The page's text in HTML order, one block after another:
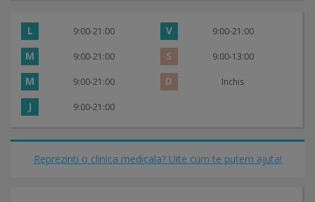
L 9:00-21:00 V 9:00-21:00
M 9:00-21:00 S 9:00-13:00
M 9:00-21:00 D Inchis
J 9:00-21:00
Reprezinti o clinica medicala? Uite cum te putem ajuta!